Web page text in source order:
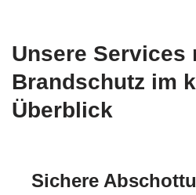
Unsere Services
Brandschutz im
Überblick
Sichere